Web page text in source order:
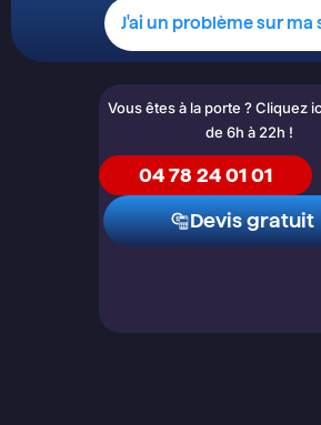
J'ai un problème sur ma
Vous êtes à la porte ? Cliquez
de 6h à 22h !
04 78 24 01 01
Devis gratuit